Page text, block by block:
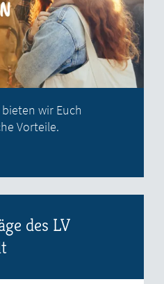
wir Euch
Vorteile.
des LV